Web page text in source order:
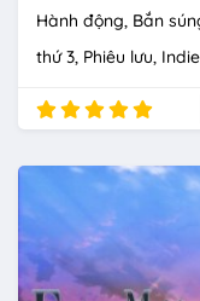
Hành động Bắn
thứ 3 Phiêu lưu Indie